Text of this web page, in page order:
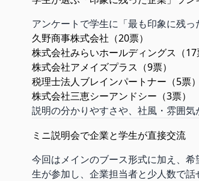
アンケートで学生に「最も印象に残
久野商事株式会社（20票）
株式会社みらいホールディングス（17
株式会社アメイズプラス（9票）
税理士法人ブレインパートナー（5票）
株式会社三恵シーアンドシー（3票）
説明の分かりやすさや、社風・雰囲
ミニ説明会で企業と学生が直接交流
今回はメインのブース形式に加え、希
生が参加し、企業担当者と少人数で話